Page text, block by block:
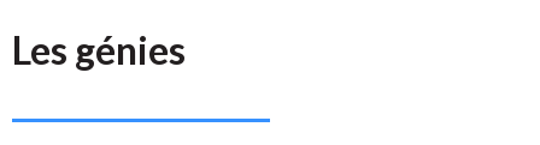
Les génies